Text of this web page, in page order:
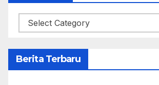
Categories
Berita Terbaru